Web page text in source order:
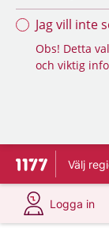
Jag vill inte
Obs! Detta
och viktig
Till startsidan
Välj
Logga in
på